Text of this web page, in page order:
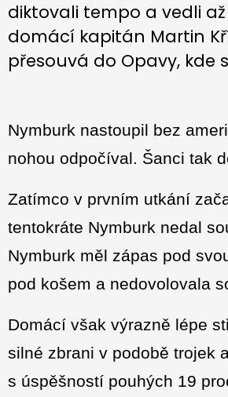
diktovali tempo a vedli
domácí kapitán Martin
přesouvá do Opavy, kde
Nymburk nastoupil bez
nohou odpočíval. Šanci tak
Zatímco v prvním utkání
tentokráte Nymburk nedal
Nymburk měl zápas pod
pod košem a nedovolovala
Domácí však výrazně lépe
silné zbrani v podobě trojek
s úspěšností pouhých 19